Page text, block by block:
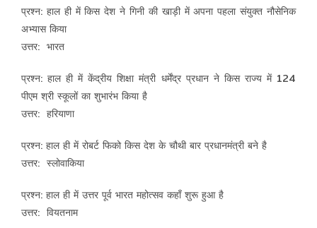
प्रश्न: हाल ही में किस देश ने गिनी की खाड़ी में अपना पहला संयुक्त नौसेनिक
अभ्यास किया
उत्तर: भारत
प्रश्न: हाल ही में केंद्रीय शिक्षा मंत्री धर्मेंद्र प्रधान ने किस राज्य में 124
पीएम श्री स्कूलों का शुभारंभ किया है
उत्तर: हरियाणा
प्रश्न: हाल ही में रोबर्ट फिको किस देश के चौथी बार प्रधानमंत्री बने है
उत्तर: स्लोवाकिया
प्रश्न: हाल ही में उत्तर पूर्व भारत महोत्सव कहाँ शुरू हुआ है
उत्तर: वियतनाम